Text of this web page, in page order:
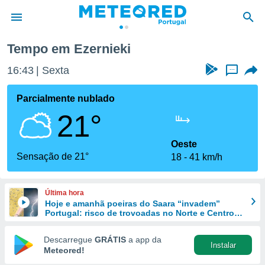
da
foi
fornecidas
a este
das
e
forma
digital
Tempo em Ezernieki
16:43 Sexta ...
Parcialmente nublado
21°
Sensação de 21°
Oeste
18
41 km/h
Última hora
Hoje e amanhã poeiras do Saara “invadem”
Portugal: risco de trovoadas no Norte e Centro
Descarregue GRÁTIS a app da
Meteored!
Instalar